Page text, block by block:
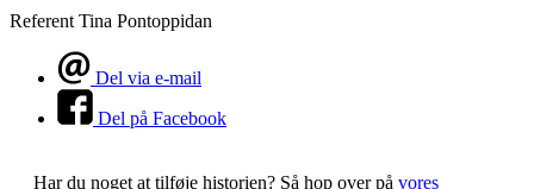
Referent Tina Pontoppidan
Del via e-mail
Del på Facebook
Har du noget at tilføje historien? Så hop over på vores